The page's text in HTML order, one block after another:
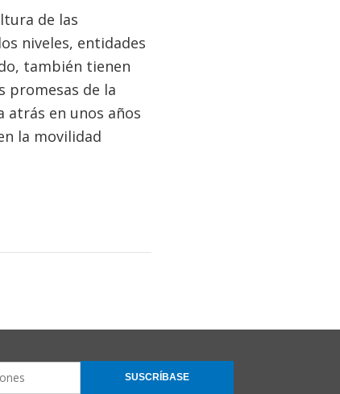
de las
niveles, entidades
también tienen
promesas de la
atrás en unos años
la movilidad
SUSCRÍBASE